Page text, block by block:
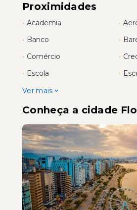
Proximidades
• Academia •
• Banco •
• Comércio •
• Escola •
Ver mais
Conheça a cidade